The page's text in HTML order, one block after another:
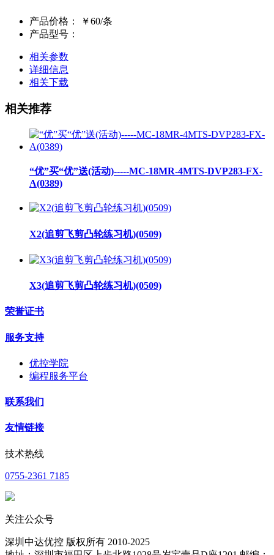
产品价格：
￥60/条
产品型号：
相关参数
详细信息
相关下载
相关推荐
“优”买“优”送(活动)-----MC-18MR-4MTS-DVP283-FX-
A(0389)
X2(追剪飞剪凸轮练习机)(0509)
X3(追剪飞剪凸轮练习机)(0509)
荣誉证书
服务支持
优控学院
编程服务平台
联系我们
友情链接
技术热线
0755-2361 7185
关注公众号
深圳中达优控 版权所有 2010-2025